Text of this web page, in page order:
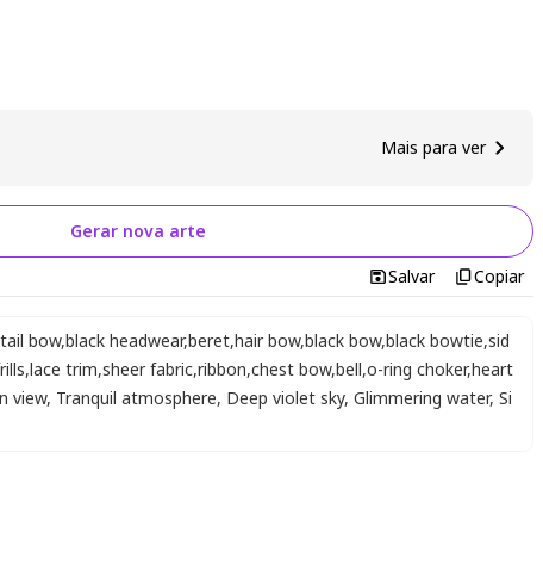
Mais para ver
Gerar nova arte
Salvar Copiar
tail bow,black headwear,beret,hair bow,black bow,black bowtie,sid
,lace trim,sheer fabric,ribbon,chest bow,bell,o-ring choker,heart
view, Tranquil atmosphere, Deep violet sky, Glimmering water, Si